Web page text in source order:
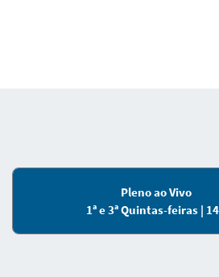
Pleno ao Vivo
1ª e 3ª Quintas-feiras |